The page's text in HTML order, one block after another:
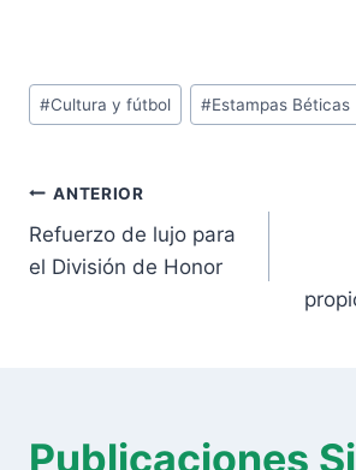
Etiquetas
de
entrada:
#Cultura y fútbol #Estampas Béticas
Navegación
de
entradas
ANTERIOR
Refuerzo de lujo para
el División de Honor
Publicaciones